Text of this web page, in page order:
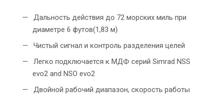
Дальность действия до 72 морских миль при
диаметре 6 футов(1,83 м)
Чистый сигнал и контроль разделения целей
Легко подключается к МДФ серий Simrad NSS
evo2 and NSO evo2
Двойной рабочий диапазон, скорость работы